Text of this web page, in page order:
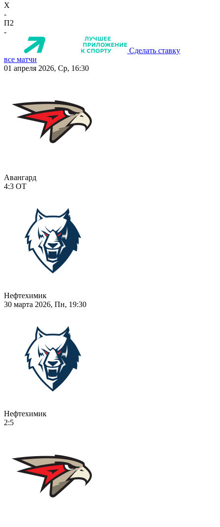
X
-
П2
-
Сделать ставку
все матчи
01 апреля 2026, Ср, 16:30
Авангард
4:3 ОТ
Нефтехимик
30 марта 2026, Пн, 19:30
Нефтехимик
2:5